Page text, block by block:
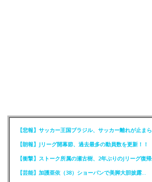
【悲報】サッカー王国ブラジル、サッカー離れが止ま
【朗報】Jリーグ開幕節、過去最多の動員数を更新！！
【衝撃】ストーク所属の瀬古樹、2年ぶりのJリーグ復
【芸能】加護亜依（38）ショーパンで美脚大胆披露…